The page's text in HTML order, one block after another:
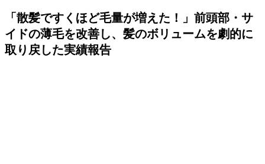
「散髪ですくほど毛量が増えた！」前頭部・サ
イドの薄毛を改善し、髪のボリュームを劇的に
取り戻した実績報告